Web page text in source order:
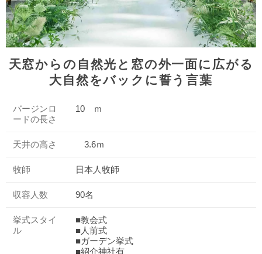
天窓からの自然光と窓の外一面に広がる
大自然をバックに誓う言葉
バージンロ
ードの長さ
10 ｍ
天井の高さ 3.6ｍ
牧師 日本人牧師
収容人数 90名
挙式スタイ
ル
■教会式
■人前式
■ガーデン挙式
■紹介神社有